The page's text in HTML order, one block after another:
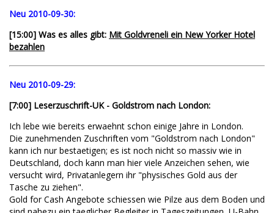
Neu 2010-09-30:
[15:00] Was es alles gibt: Mit Goldvreneli ein New Yorker Hotel
bezahlen
Neu 2010-09-29:
[7:00] Leserzuschrift-UK - Goldstrom nach London:
Ich lebe wie bereits erwaehnt schon einige Jahre in London.
Die zunehmenden Zuschriften vom "Goldstrom nach London"
kann ich nur bestaetigen; es ist noch nicht so massiv wie in
Deutschland, doch kann man hier viele Anzeichen sehen, wie
versucht wird, Privatanlegern ihr "physisches Gold aus der
Tasche zu ziehen".
Gold for Cash Angebote schiessen wie Pilze aus dem Boden und